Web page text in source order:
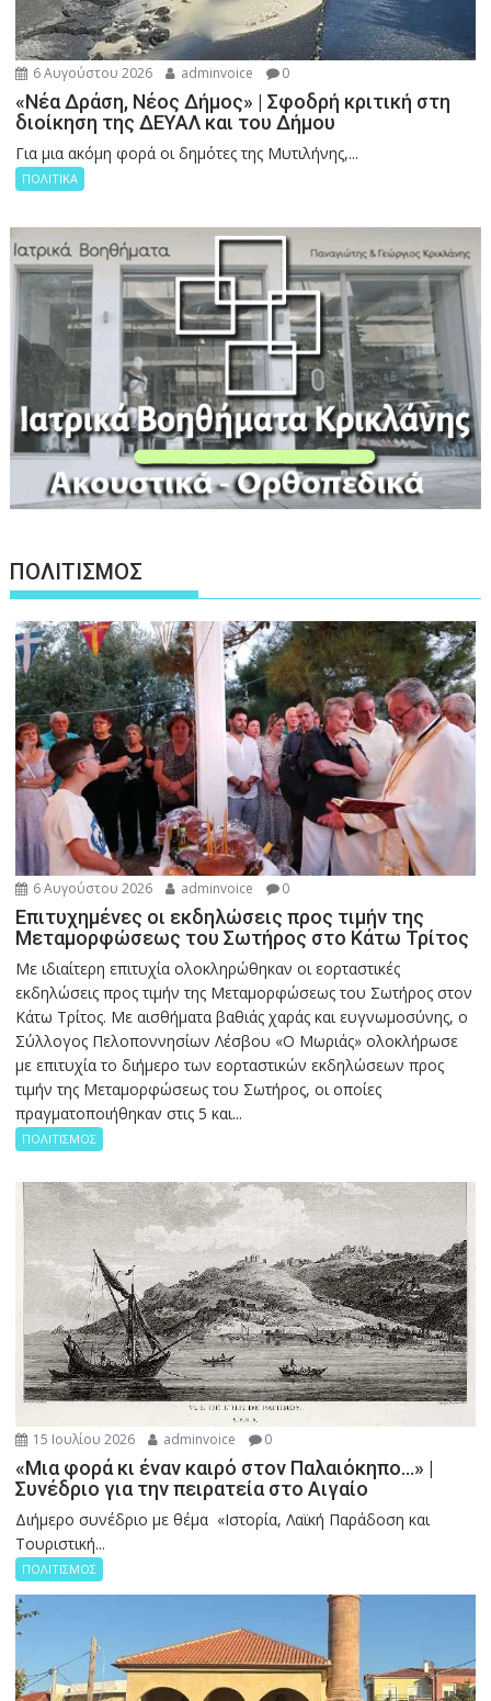
6 Αυγούστου 2026 adminvoice 0
«Νέα Δράση, Νέος Δήμος» | Σφοδρή κριτική στη
διοίκηση της ΔΕΥΑΛ και του Δήμου
Για μια ακόμη φορά οι δημότες της Μυτιλήνης,...
ΠΟΛΙΤΙΚΑ
ΠΟΛΙΤΙΣΜΟΣ
6 Αυγούστου 2026 adminvoice 0
Επιτυχημένες οι εκδηλώσεις προς τιμήν της
Μεταμορφώσεως του Σωτήρος στο Κάτω Τρίτος
Με ιδιαίτερη επιτυχία ολοκληρώθηκαν οι εορταστικές
εκδηλώσεις προς τιμήν της Μεταμορφώσεως του Σωτήρος στον
Κάτω Τρίτος. Με αισθήματα βαθιάς χαράς και ευγνωμοσύνης, ο
Σύλλογος Πελοποννησίων Λέσβου «Ο Μωριάς» ολοκλήρωσε
με επιτυχία το διήμερο των εορταστικών εκδηλώσεων προς
τιμήν της Μεταμορφώσεως του Σωτήρος, οι οποίες
πραγματοποιήθηκαν στις 5 και...
ΠΟΛΙΤΙΣΜΟΣ
15 Ιουλίου 2026 adminvoice 0
«Μια φορά κι έναν καιρό στον Παλαιόκηπο…» |
Συνέδριο για την πειρατεία στο Αιγαίο
Διήμερο συνέδριο με θέμα «Ιστορία, Λαϊκή Παράδοση και
Τουριστική...
ΠΟΛΙΤΙΣΜΟΣ